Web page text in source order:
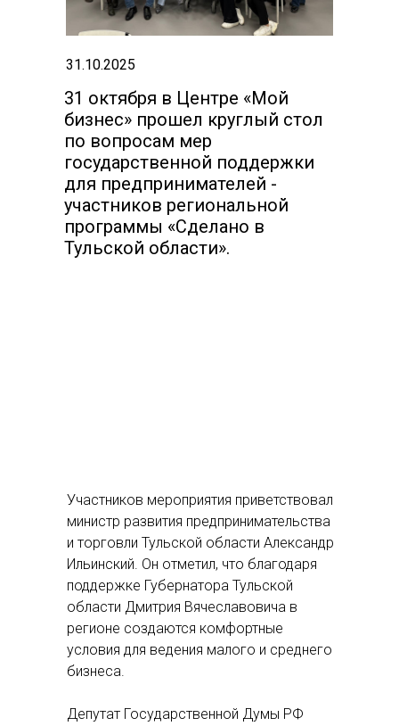
31 октября в Центре «Мой
бизнес» прошел круглый стол
по вопросам мер
государственной поддержки
для предпринимателей -
участников региональной
программы «Сделано в
Тульской области».
Участников мероприятия приветствовал
министр развития предпринимательства
и торговли Тульской области Александр
Ильинский. Он отметил, что благодаря
поддержке Губернатора Тульской
области Дмитрия Вячеславовича в
регионе создаются комфортные
условия для ведения малого и среднего
бизнеса.
Депутат Государственной Думы РФ
31.10.2025